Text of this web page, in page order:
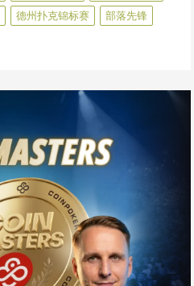
德州扑克锦标赛
部落先锋